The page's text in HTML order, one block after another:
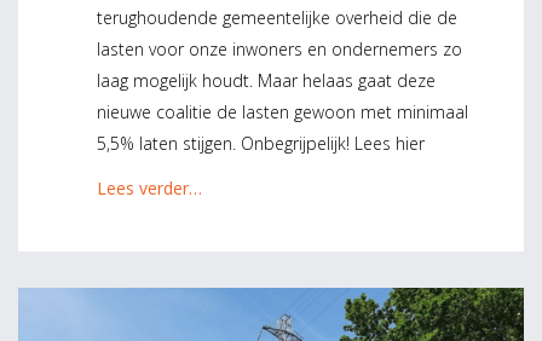
terughoudende gemeentelijke overheid die de
lasten voor onze inwoners en ondernemers zo
laag mogelijk houdt. Maar helaas gaat deze
nieuwe coalitie de lasten gewoon met minimaal
5,5% laten stijgen. Onbegrijpelijk! Lees hier
Lees verder…